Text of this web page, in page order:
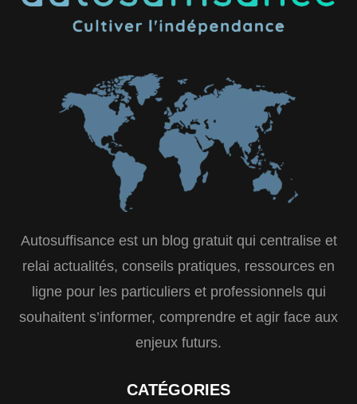
Autosuffisance est un blog gratuit qui centralise et
relai actualités, conseils pratiques, ressources en
ligne pour les particuliers et professionnels qui
souhaitent s’informer, comprendre et agir face aux
enjeux futurs.
CATÉGORIES